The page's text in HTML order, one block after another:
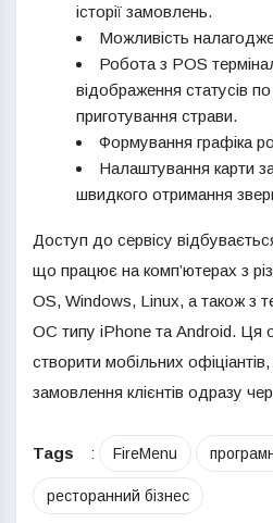
історії замовлень.
Можливість
Робота з POS
відображення статусів
приготування страви.
Формування графіка
Налаштування карти
швидкого отримання
Доступ до сервісу
що працює на комп’ютерах з
OS, Windows, Linux, а також з
ОС типу iPhone та Android. Ця
створити мобільних
замовлення клієнтів одразу
Tags : FireMenu
ресторанний бізнес